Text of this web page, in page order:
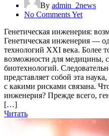
By admin_2news
No Comments Yet
Генетическая инженерия:
Генетическая инженерия —
технологий XXI века. Более
возможности для медицины,
биотехнологий.
представляет собой эта
с какими рисками связана.
инженерия? Прежде всего,
[…]
Читать